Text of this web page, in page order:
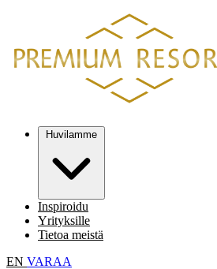
Inspiroidu
Yrityksille
Tietoa meistä
EN VARAA